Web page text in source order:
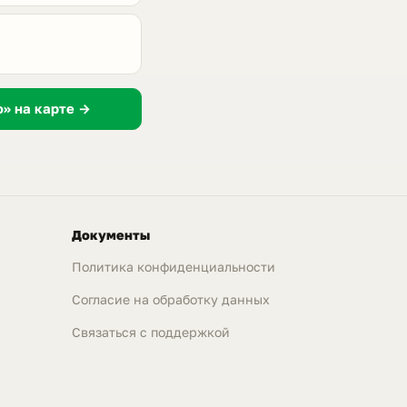
на карте →
Документы
Политика конфиденциальности
Согласие на обработку данных
Связаться с поддержкой